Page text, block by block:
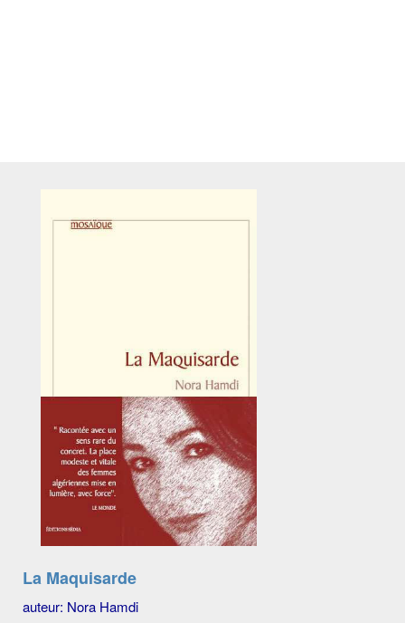
La Maquisarde
auteur: Nora Hamdi